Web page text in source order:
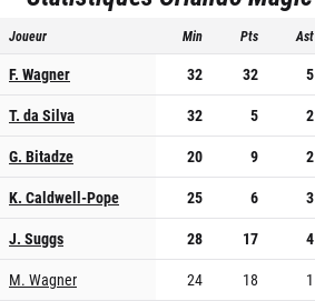
Joueur Min Pts Ast
F. Wagner 32 32 5
T. da Silva
32 5 2
G. Bitadze
20 9 2
K. Caldwell-Pope
25 6 3
J. Suggs
28 17 4
M. Wagner
24 18 1